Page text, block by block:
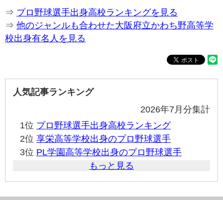
⇒ プロ野球選手出身高校ランキングを見る
⇒ 他のジャンルも合わせた大阪府立かわち野高等学
校出身有名人を見る
人気記事ランキング
2026年7月分集計
1位 プロ野球選手出身高校ランキング
2位 享栄高等学校出身のプロ野球選手
3位 PL学園高等学校出身のプロ野球選手
もっと見る